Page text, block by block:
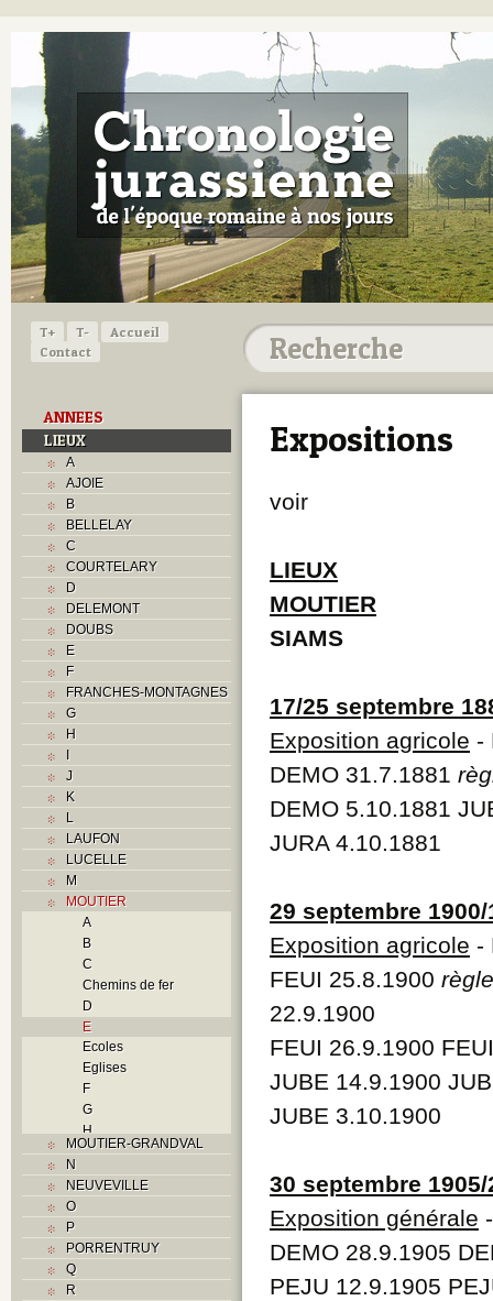
T+ T-
Accueil
Contact
ANNEES
LIEUX
A
AJOIE
B
BELLELAY
C
COURTELARY
D
DELEMONT
DOUBS
E
F
FRANCHES-MONTAGNES
G
H
I
J
K
L
LAUFON
LUCELLE
M
MOUTIER
A
B
C
Chemins de fer
D
E
Ecoles
Eglises
F
G
H
Histoire
Industrie
M
MOUTIER-GRANDVAL
N
NEUVEVILLE
O
P
PORRENTRUY
Q
R
Expositions
voir
LIEUX
MOUTIER
SIAMS
17/25 septembre
Exposition agricole -
DEMO 31.7.1881
DEMO 5.10.1881
JURA 4.10.1881
29 septembre
Exposition agricole -
FEUI 25.8.1900
22.9.1900
FEUI 26.9.1900
JUBE 14.9.1900
JUBE 3.10.1900
30 septembre
Exposition générale
DEMO 28.9.1905
PEJU 12.9.1905